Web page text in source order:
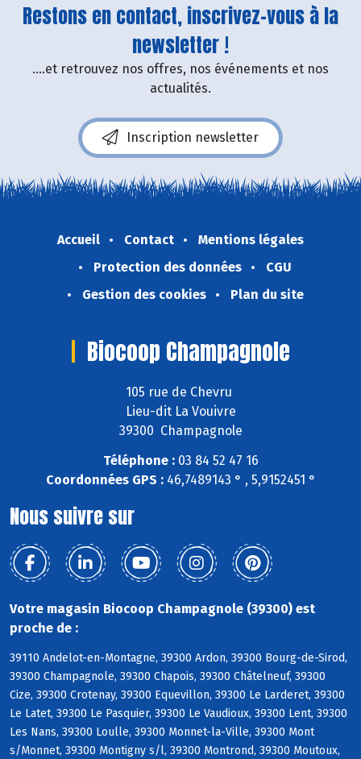
Restons en contact, inscrivez-vous à la
newsletter !
....et retrouvez nos offres, nos événements et nos
actualités.
Inscription newsletter
Accueil Contact
Mentions légales
Protection des données
CGU
Gestion des cookies
Plan du site
Biocoop Champagnole
105 rue de Chevru
Lieu-dit La Vouivre
39300 Champagnole
Téléphone :03 84 52 47 16
Coordonnées GPS :46,7489143 ° , 5,9152451 °
Nous suivre sur
Votre magasin Biocoop Champagnole (39300) est
proche de :
39110 Andelot-en-Montagne, 39300 Ardon, 39300 Bourg-de-Sirod,
39300 Champagnole, 39300 Chapois, 39300 Châtelneuf, 39300
Cize, 39300 Crotenay, 39300 Equevillon, 39300 Le Larderet, 39300
Le Latet, 39300 Le Pasquier, 39300 Le Vaudioux, 39300 Lent, 39300
Les Nans, 39300 Loulle, 39300 Monnet-la-Ville, 39300 Mont
s/Monnet, 39300 Montigny s/l, 39300 Montrond, 39300 Moutoux,